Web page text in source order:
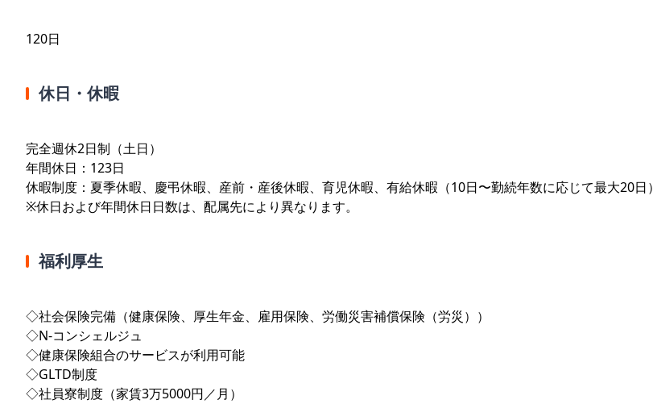
120日
休日・休暇
完全週休2日制（土日）
年間休日：123日
休暇制度：夏季休暇、慶弔休暇、産前・産後休暇、育児休暇、有給休暇（10日〜勤続年数に応じて最大20日）
※休日および年間休日日数は、配属先により異なります。
福利厚生
◇社会保険完備（健康保険、厚生年金、雇用保険、労働災害補償保険（労災））
◇N-コンシェルジュ
◇健康保険組合のサービスが利用可能
◇GLTD制度
◇社員寮制度（家賃3万5000円／月）